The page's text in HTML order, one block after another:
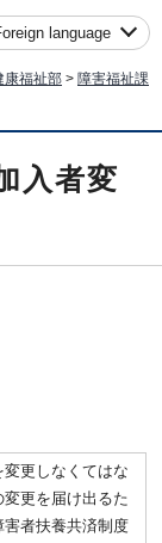
language
康福祉部 > 障害福祉課
入者変
更しなくてはな
更を届け出るた
者扶養共済制度